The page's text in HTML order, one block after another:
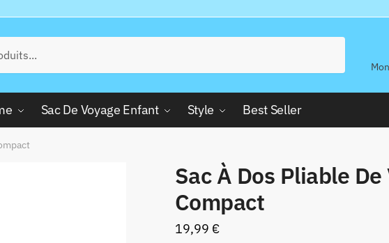
Sac De Voyage Enfant Style Best Seller
Sac À Dos Pliable De
Compact
19,99 €